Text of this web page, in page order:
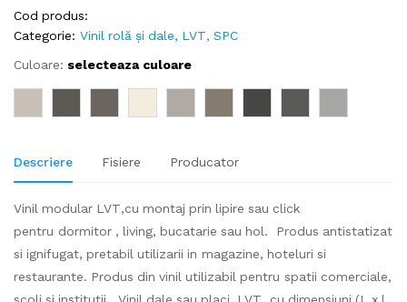
Cod produs:
Categorie: Vinil rolă și dale, LVT, SPC
Culoare: selecteaza culoare
Descriere Fisiere Producator
Vinil modular LVT,cu montaj prin lipire sau click
pentru dormitor , living, bucatarie sau hol. Produs antistatizat
si ignifugat, pretabil utilizarii in magazine, hoteluri si
restaurante. Produs din vinil utilizabil pentru spatii comerciale,